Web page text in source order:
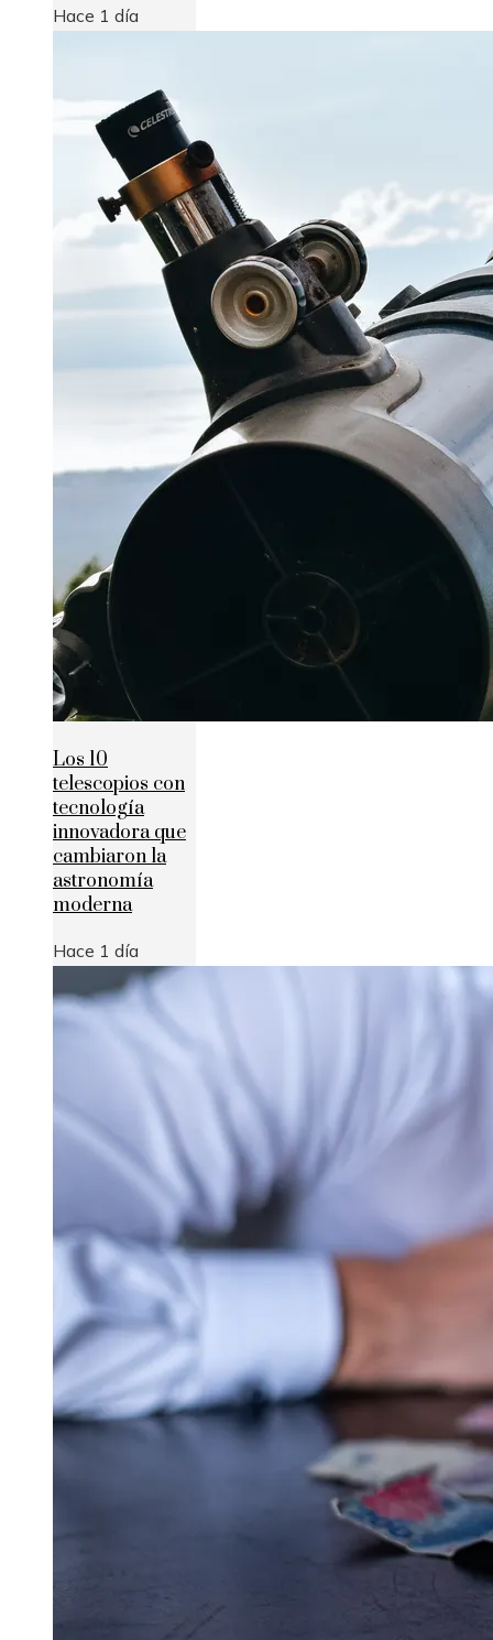
Hace 1 día
Los 10
telescopios con
tecnología
innovadora que
cambiaron la
astronomía
moderna
Hace 1 día